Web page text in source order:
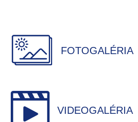
FOTOGALÉRIA
VIDEOGALÉRIA